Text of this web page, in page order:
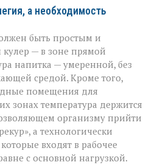
а необходимость
быть простым и
— в зоне прямой
напитка — умеренной, без
средой. Кроме того,
помещения для
зонах температура держится
организму прийти
а технологически
входят в рабочее
с основной нагрузкой.